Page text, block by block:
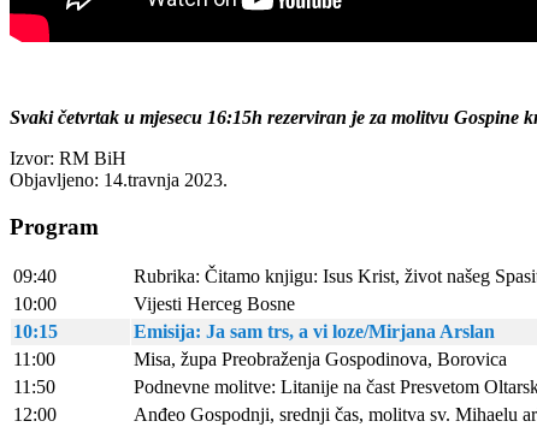
Svaki četvrtak u mjesecu 16:15h rezerviran je za molitvu
Izvor: RM BiH
Objavljeno: 14.travnja 2023.
Program
09:40
Rubrika: Čitamo knjigu: Isus Krist, život našeg
10:00
Vijesti Herceg Bosne
10:15
Emisija: Ja sam trs, a vi loze/Mirjana Arslan
11:00
Misa, župa Preobraženja Gospodinova, Borovica
11:50
Podnevne molitve: Litanije na čast Presvetom
12:00
Anđeo Gospodnji, srednji čas, molitva sv. Mihaelu